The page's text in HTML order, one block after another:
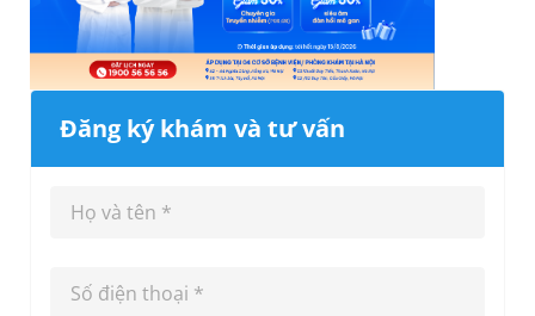
Đăng ký khám và tư vấn